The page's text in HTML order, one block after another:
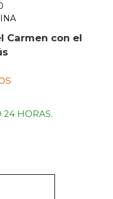
Carmen con el
HORAS.